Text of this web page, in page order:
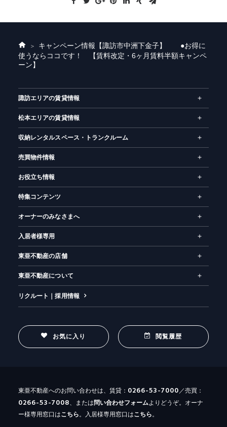
ホ
ー
ム
キャンペーン情報 【諏訪市中洲下金子】 ●お得に
使うならココです！ 【賃料改定・6ヶ月賃料半額キャンペ
ーン】
諏訪エリアの賃貸情報
松本エリアの賃貸情報
収納レンタルスペース・トランクルーム
売買物件情報
お役立ち情報
特集コンテンツ
オーナーのみなさまへ
入居者様専用
東亜不動産の店舗
東亜不動産について
リクルート｜採用情報
お気に入り 閲覧履歴
東亜不動産へのお問い合わせは、賃貸： 0266-53-7000／売買：
0266-53-7008、または 問い合わせフォームよりどうぞ。オーナ
ー様専用窓口はこちら。入居様専用窓口はこちら。